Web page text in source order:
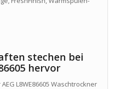
stechen bei
hervor
L8WE86605 Waschtrockner